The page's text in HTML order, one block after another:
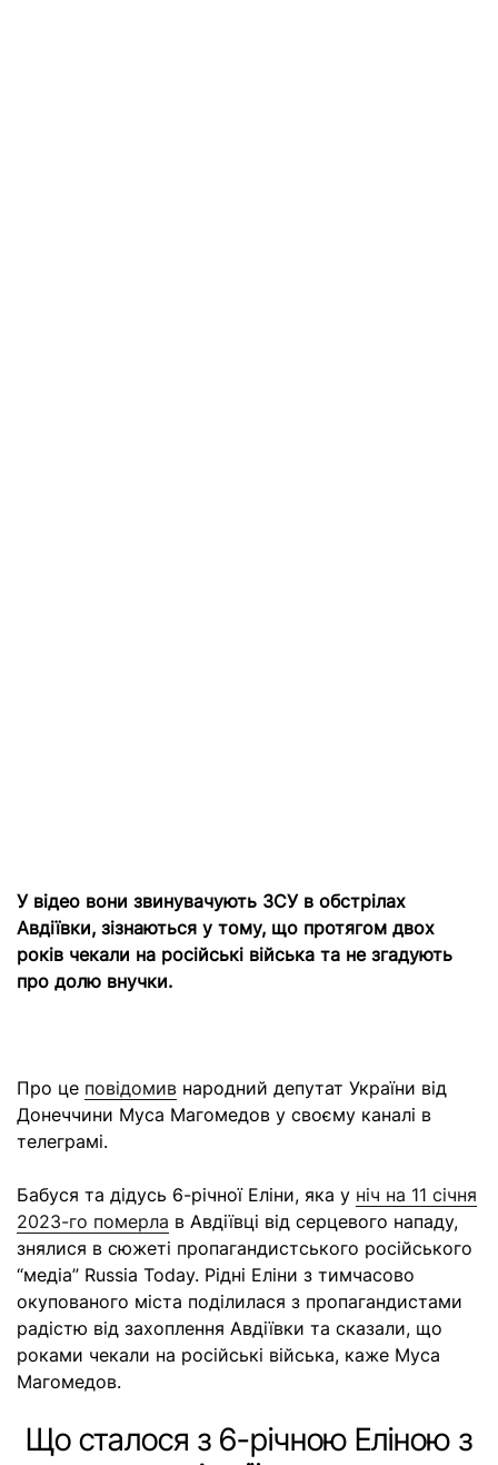
У відео вони звинувачують ЗСУ в обстрілах
Авдіївки, зізнаються у тому, що протягом двох
років чекали на російські війська та не згадують
про долю внучки.
Про це повідомив народний депутат України від
Донеччини Муса Магомедов у своєму каналі в
телеграмі.
Бабуся та дідусь 6-річної Еліни, яка у ніч на 11 січня
2023-го померла в Авдіївці від серцевого нападу,
знялися в сюжеті пропагандистського російського
“медіа” Russia Today. Рідні Еліни з тимчасово
окупованого міста поділилася з пропагандистами
радістю від захоплення Авдіївки та сказали, що
роками чекали на російські війська, каже Муса
Магомедов.
Що сталося з 6-річною Еліною з